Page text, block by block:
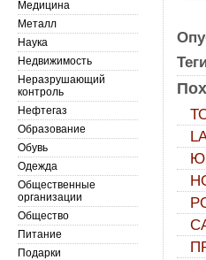
Медицина
Металл
Наука
Недвижимость
Неразрушающий
контроль
Нефтегаз
Образование
Обувь
Одежда
Общественные
организации
Общество
Питание
Подарки